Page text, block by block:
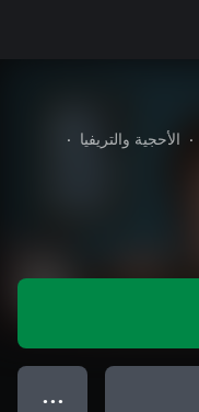
• الأحجية والتريفيا
•
● ● ●